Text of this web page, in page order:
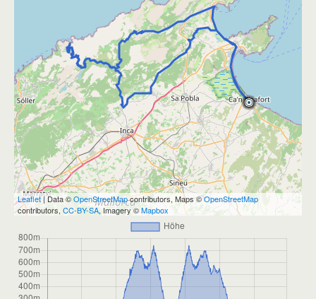
Leaflet| Data ©OpenStreetMapcontributors, Maps ©OpenStreetMap
contributors, CC-BY-SA, Imagery ©Mapbox